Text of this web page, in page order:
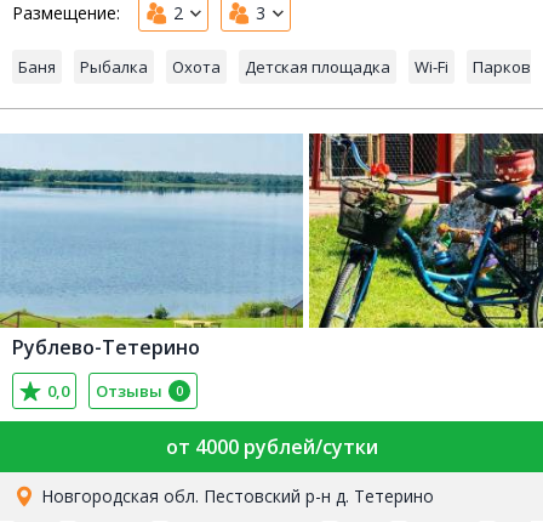
Размещение: 2 3
Баня Рыбалка Охота Детская площадка Wi-Fi
Рублево-Тетерино
0,0 Отзывы 0
от 4000 рублей/сутки
Новгородская обл. Пестовский р-н д. Тетерино